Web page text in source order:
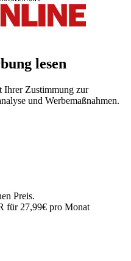
lesen
Ihrer Zustimmung zur
und Werbemaßnahmen.
Preis.
für 27,99€ pro Monat